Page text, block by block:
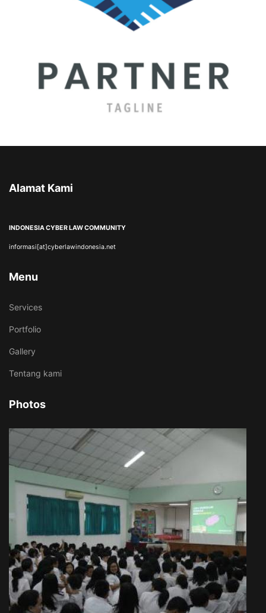
Alamat Kami
INDONESIA CYBER LAW COMMUNITY
informasi[at]cyberlawindonesia.net
Menu
Services
Portfolio
Gallery
Tentang kami
Photos